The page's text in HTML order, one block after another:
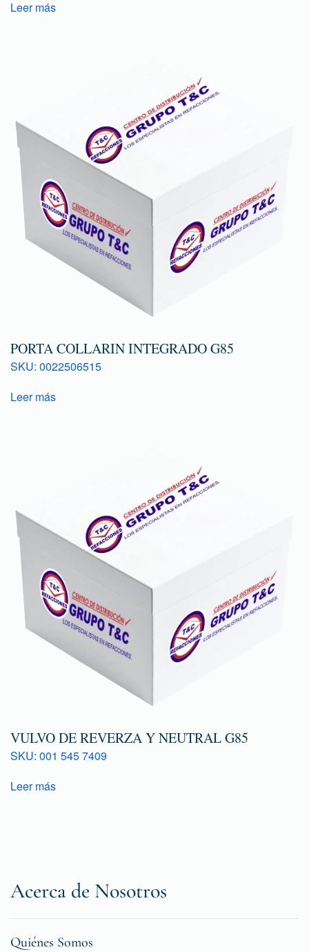
Leer más
PORTA COLLARIN INTEGRADO G85
SKU: 0022506515
Leer más
VULVO DE REVERZA Y NEUTRAL G85
SKU: 001 545 7409
Leer más
Acerca de Nosotros
Quiénes Somos